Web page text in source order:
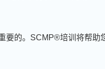
要的。SCMP®培训将帮